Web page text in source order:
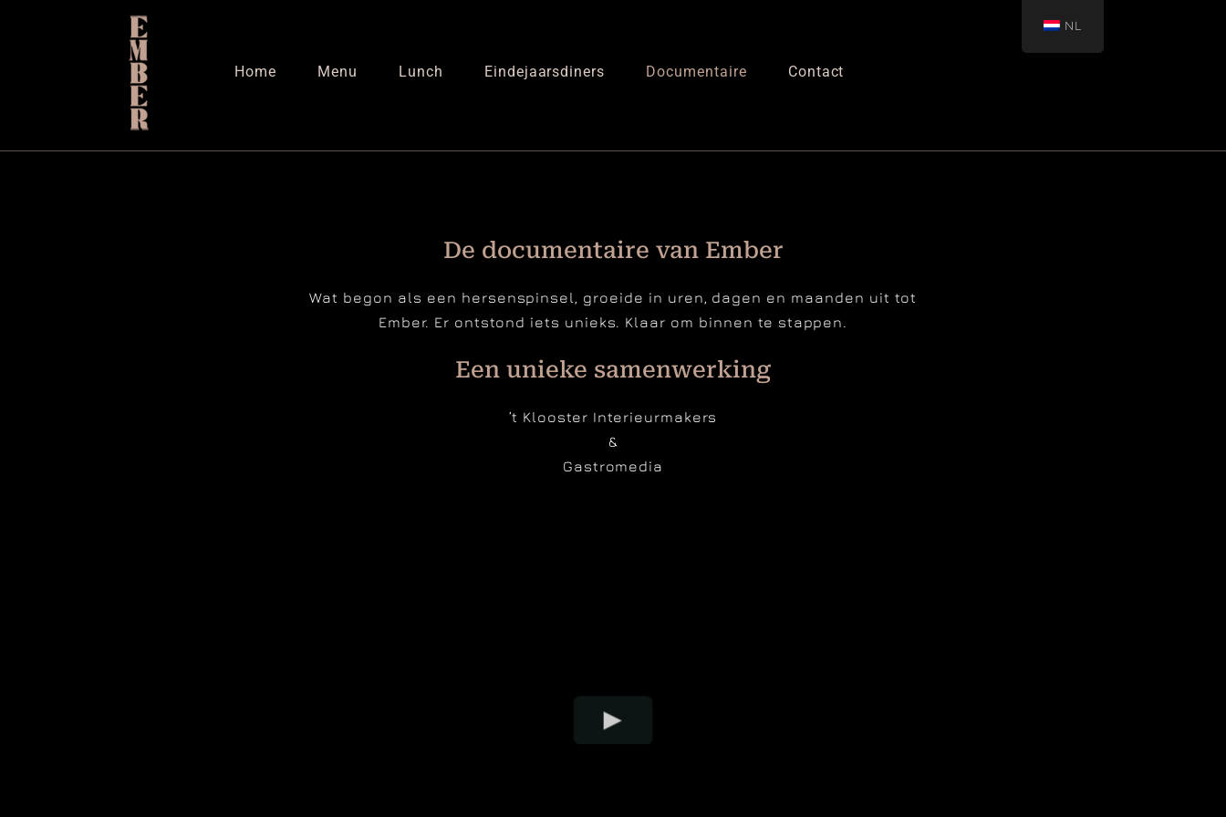
Home Menu Lunch Eindejaarsdiners Documentaire Contact
De documentaire van Ember
Wat begon als een hersenspinsel, groeide in uren, dagen en maanden uit tot
Ember. Er ontstond iets unieks. Klaar om binnen te stappen.
Een unieke samenwerking
’t Klooster Interieurmakers
&
Gastromedia
NL